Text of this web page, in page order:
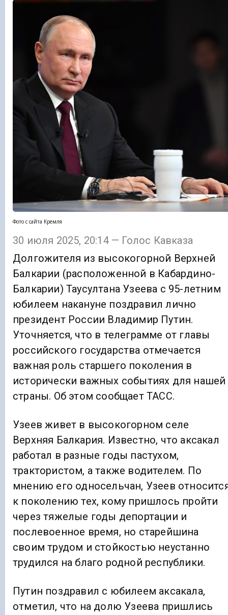
Фото с сайта Кремля
30 июля 2025, 20:14 — Голос Кавказа
Долгожителя из высокогорной Верхней
Балкарии (расположенной в Кабардино-
Балкарии) Таусултана Узеева с 95-летним
юбилеем накануне поздравил лично
президент России Владимир Путин.
Уточняется, что в телеграмме от главы
российского государства отмечается
важная роль старшего поколения в
исторически важных событиях для нашей
страны. Об этом сообщает ТАСС.
Узеев живет в высокогорном селе
Верхняя Балкария. Известно, что аксакал
работал в разные годы пастухом,
трактористом, а также водителем. По
мнению его односельчан, Узеев
к поколению тех, кому пришлось пройти
через тяжелые годы депортации и
послевоенное время, но старейшина
своим трудом и стойкостью неустанно
трудился на благо родной республики.
Путин поздравил с юбилеем аксакала,
отметил, что на долю Узеева пришлись